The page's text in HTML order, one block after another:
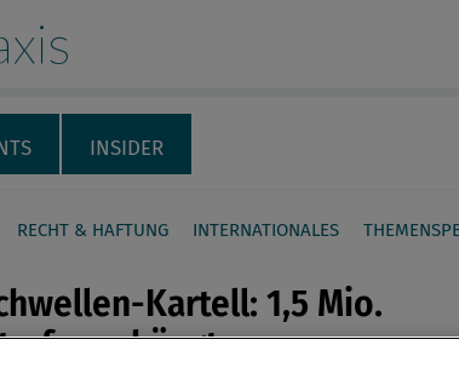
INSIDER
RECHT & HAFTUNG INTERNATIONALES
Kartell: 1,5 Mio.
verhängt